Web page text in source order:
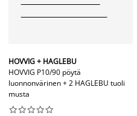
HOVVIG + HAGLEBU
HOVVIG P10/90 pöytä
luonnonvärinen + 2 HAGLEBU tuoli
musta





